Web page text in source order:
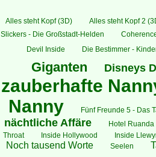
Alles steht Kopf (3D) Alles steht Kopf 2
Slickers - Die Großstadt-Helden
Devil Inside Die Bestimmer -
Giganten
Disneys
zauberhafte
Nanny
Fünf Freunde 5 - Das
nächtliche Affäre
Hotel Ruanda
Throat
Inside Hollywood Inside
Noch tausend Worte Seelen